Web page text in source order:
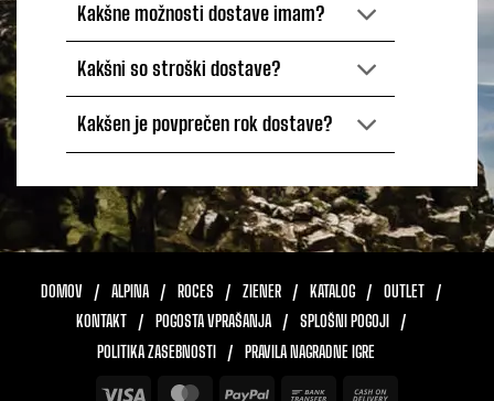
Kakšne možnosti dostave imam?
Kakšni so stroški dostave?
Kakšen je povprečen rok dostave?
DOMOV ALPINA ROCES ZIENER KATALOG
OUTLET
KONTAKT
POGOSTA VPRAŠANJA
SPLOŠNI POGOJI
POLITIKA ZASEBNOSTI
PRAVILA NAGRADNE IGRE
Visa MasterCardPayPal Bank